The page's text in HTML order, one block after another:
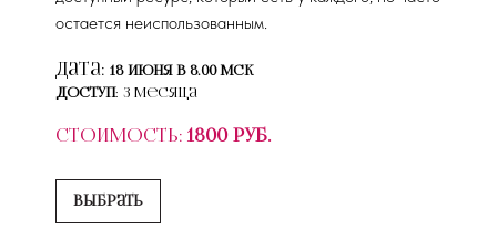
остается неиспользованным.
Дата: 18 июня в 8.00 мск
Доступ: 3 месяца
Стоимость: 1800 руб.
Выбрать